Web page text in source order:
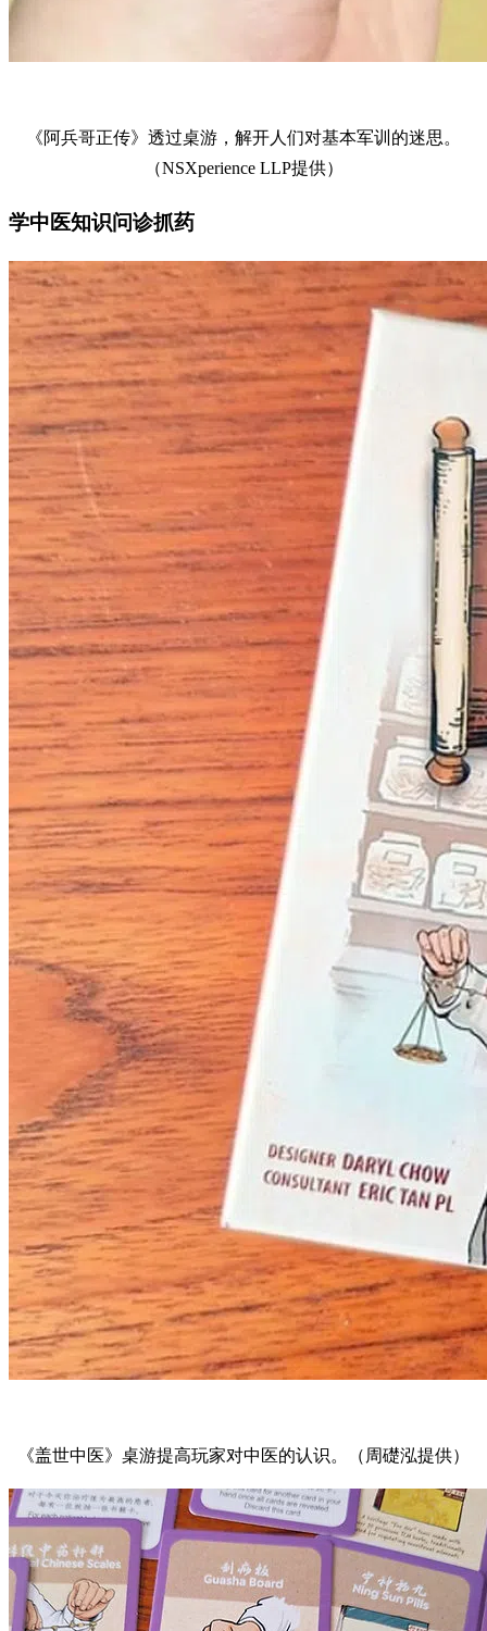
《阿兵哥正传》透过桌游，解开人们对基本军训的迷思。
（NSXperience LLP提供）
学中医知识问诊抓药
《盖世中医》桌游提高玩家对中医的认识。（周礎泓提供）